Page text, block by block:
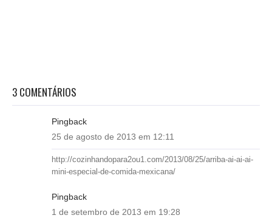
3 COMENTÁRIOS
Pingback
25 de agosto de 2013 em 12:11
http://cozinhandopara2ou1.com/2013/08/25/arriba-ai-ai-ai-
mini-especial-de-comida-mexicana/
Pingback
1 de setembro de 2013 em 19:28